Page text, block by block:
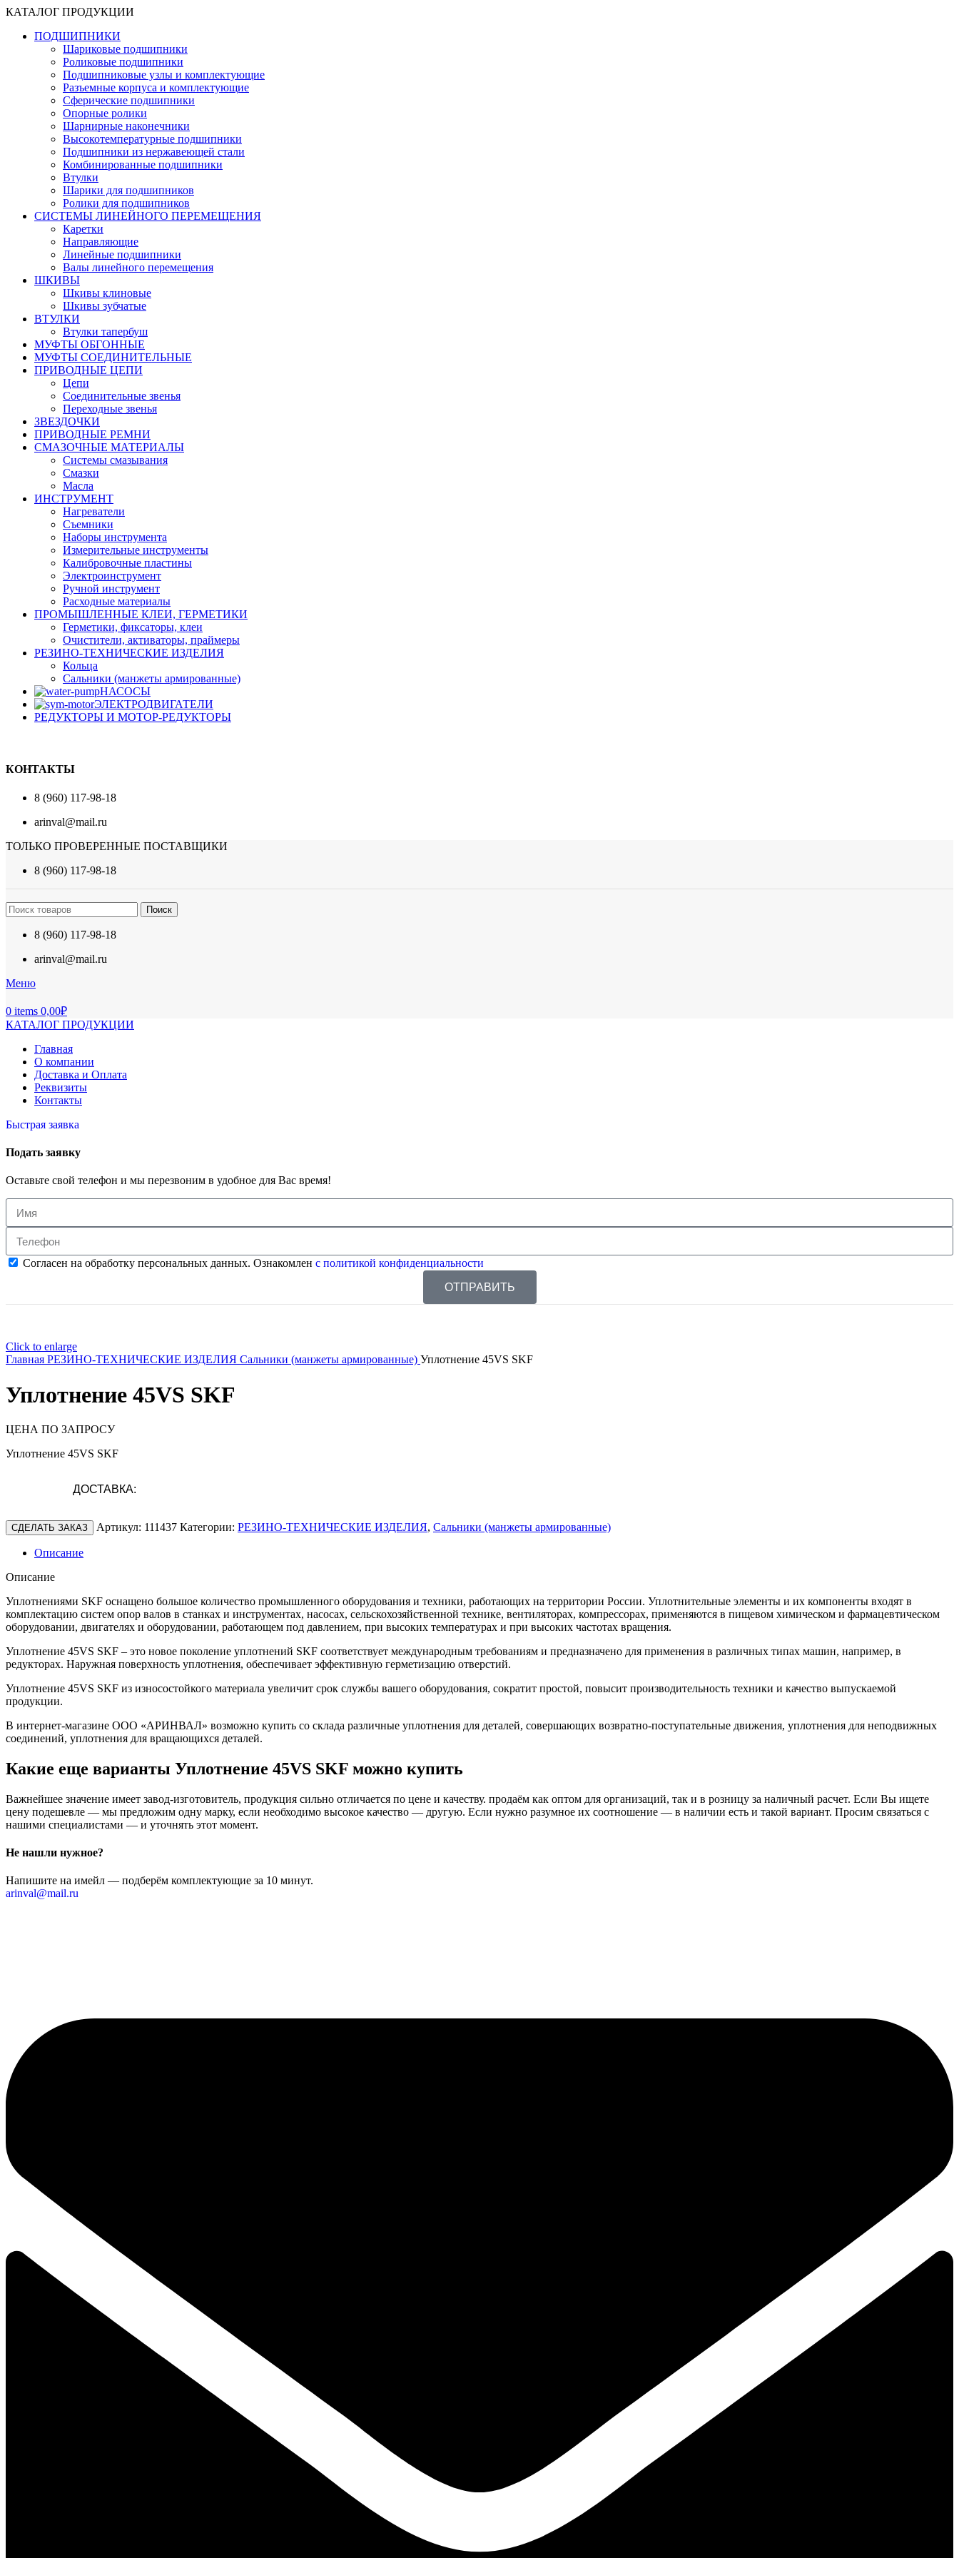
КАТАЛОГ ПРОДУКЦИИ
ПОДШИПНИКИ
Шариковые подшипники
Роликовые подшипники
Подшипниковые узлы и комплектующие
Разъемные корпуса и комплектующие
Сферические подшипники
Опорные ролики
Шарнирные наконечники
Высокотемпературные подшипники
Подшипники из нержавеющей стали
Комбинированные подшипники
Втулки
Шарики для подшипников
Ролики для подшипников
СИСТЕМЫ ЛИНЕЙНОГО ПЕРЕМЕЩЕНИЯ
Каретки
Направляющие
Линейные подшипники
Валы линейного перемещения
ШКИВЫ
Шкивы клиновые
Шкивы зубчатые
ВТУЛКИ
Втулки тапербуш
МУФТЫ ОБГОННЫЕ
МУФТЫ СОЕДИНИТЕЛЬНЫЕ
ПРИВОДНЫЕ ЦЕПИ
Цепи
Соединительные звенья
Переходные звенья
ЗВЕЗДОЧКИ
ПРИВОДНЫЕ РЕМНИ
СМАЗОЧНЫЕ МАТЕРИАЛЫ
Системы смазывания
Смазки
Масла
ИНСТРУМЕНТ
Нагреватели
Съемники
Наборы инструмента
Измерительные инструменты
Калибровочные пластины
Электроинструмент
Ручной инструмент
Расходные материалы
ПРОМЫШЛЕННЫЕ КЛЕИ, ГЕРМЕТИКИ
Герметики, фиксаторы, клеи
Очистители, активаторы, праймеры
РЕЗИНО-ТЕХНИЧЕСКИЕ ИЗДЕЛИЯ
Кольца
Сальники (манжеты армированные)
НАСОСЫ
ЭЛЕКТРОДВИГАТЕЛИ
РЕДУКТОРЫ И МОТОР-РЕДУКТОРЫ
КОНТАКТЫ
8 (960) 117-98-18
arinval@mail.ru
ТОЛЬКО ПРОВЕРЕННЫЕ ПОСТАВЩИКИ
8 (960) 117-98-18
Поиск
8 (960) 117-98-18
arinval@mail.ru
Меню
0 items 0,00₽
КАТАЛОГ ПРОДУКЦИИ
Главная
О компании
Доставка и Оплата
Реквизиты
Контакты
Быстрая заявка
Подать заявку
Оставьте свой телефон и мы перезвоним в удобное для Вас время!
Согласен на обработку персональных данных. Ознакомлен с политикой конфиденциальности
ОТПРАВИТЬ
Click to enlarge
Главная РЕЗИНО-ТЕХНИЧЕСКИЕ ИЗДЕЛИЯ Сальники (манжеты армированные) Уплотнение 45VS SKF
Уплотнение 45VS SKF
ЦЕНА ПО ЗАПРОСУ
Уплотнение 45VS SKF
ДОСТАВКА:
СДЕЛАТЬ ЗАКАЗ Артикул: 111437 Категории: РЕЗИНО-ТЕХНИЧЕСКИЕ ИЗДЕЛИЯ, Сальники (манжеты армированные)
Описание
Описание
Уплотнениями SKF оснащено большое количество промышленного оборудования и техники, работающих на территории России. Уплотнительные элементы и их компоненты входят в
комплектацию систем опор валов в станках и инструментах, насосах, сельскохозяйственной технике, вентиляторах, компрессорах, применяются в пищевом химическом и фармацевтическом
оборудовании, двигателях и оборудовании, работающем под давлением, при высоких температурах и при высоких частотах вращения.
Уплотнение 45VS SKF – это новое поколение уплотнений SKF соответствует международным требованиям и предназначено для применения в различных типах машин, например, в
редукторах. Наружная поверхность уплотнения, обеспечивает эффективную герметизацию отверстий.
Уплотнение 45VS SKF из износостойкого материала увеличит срок службы вашего оборудования, сократит простой, повысит производительность техники и качество выпускаемой
продукции.
В интернет-магазине ООО «АРИНВАЛ» возможно купить со склада различные уплотнения для деталей, совершающих возвратно-поступательные движения, уплотнения для неподвижных
соединений, уплотнения для вращающихся деталей.
Какие еще варианты Уплотнение 45VS SKF можно купить
Важнейшее значение имеет завод-изготовитель, продукция сильно отличается по цене и качеству. продаём как оптом для организаций, так и в розницу за наличный расчет. Если Вы ищете
цену подешевле — мы предложим одну марку, если необходимо высокое качество — другую. Если нужно разумное их соотношение — в наличии есть и такой вариант. Просим связаться с
нашими специалистами — и уточнять этот момент.
Не нашли нужное?
Напишите на имейл — подберём комплектующие за 10 минут.
arinval@mail.ru